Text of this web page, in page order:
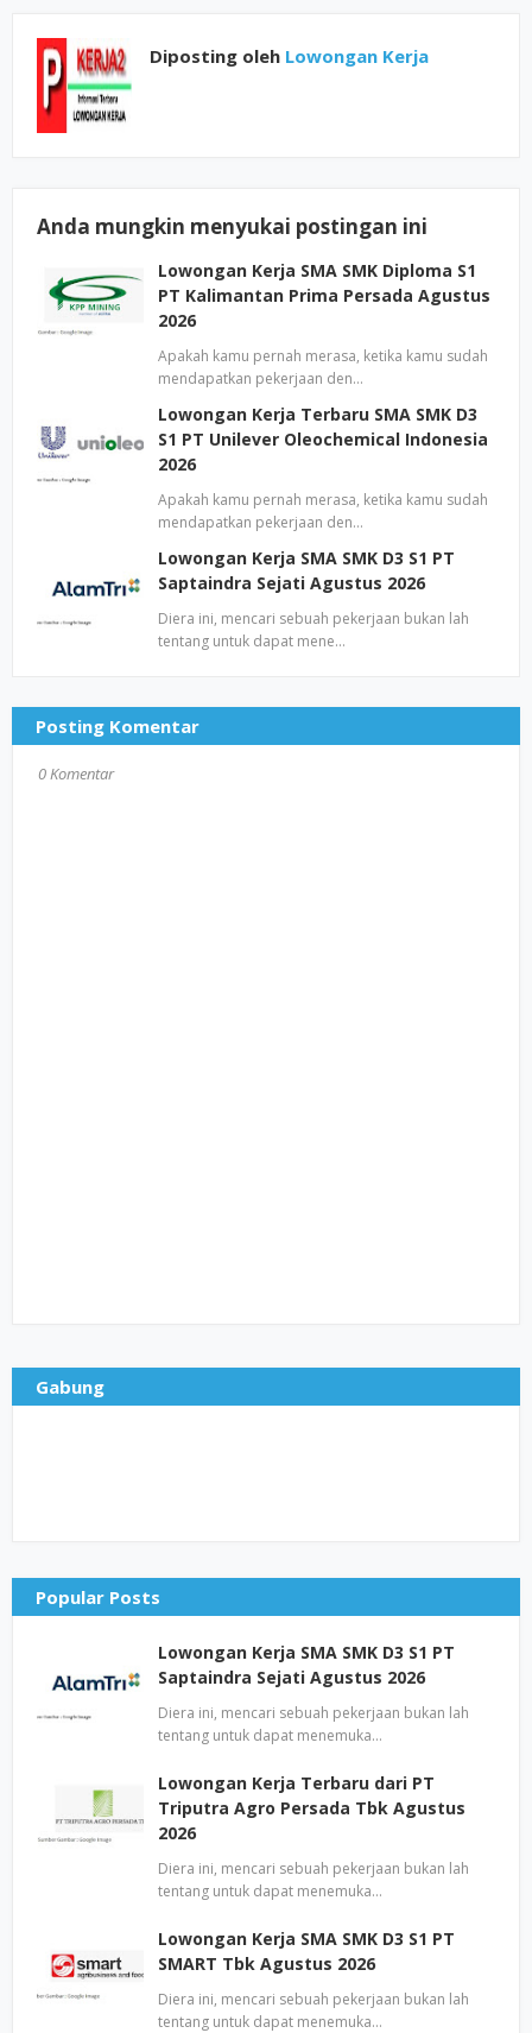
Diposting oleh Lowongan Kerja
Anda mungkin menyukai postingan ini
Lowongan Kerja SMA SMK Diploma S1
PT Kalimantan Prima Persada Agustus
2026
Apakah kamu pernah merasa, ketika kamu sudah
mendapatkan pekerjaan den…
Lowongan Kerja Terbaru SMA SMK D3
S1 PT Unilever Oleochemical Indonesia
2026
Apakah kamu pernah merasa, ketika kamu sudah
mendapatkan pekerjaan den…
Lowongan Kerja SMA SMK D3 S1 PT
Saptaindra Sejati Agustus 2026
Diera ini, mencari sebuah pekerjaan bukan lah
tentang untuk dapat mene…
Posting Komentar
0 Komentar
Gabung
Popular Posts
Lowongan Kerja SMA SMK D3 S1 PT
Saptaindra Sejati Agustus 2026
Diera ini, mencari sebuah pekerjaan bukan lah
tentang untuk dapat menemuka…
Lowongan Kerja Terbaru dari PT
Triputra Agro Persada Tbk Agustus
2026
Diera ini, mencari sebuah pekerjaan bukan lah
tentang untuk dapat menemuka…
Lowongan Kerja SMA SMK D3 S1 PT
SMART Tbk Agustus 2026
Diera ini, mencari sebuah pekerjaan bukan lah
tentang untuk dapat menemuka…